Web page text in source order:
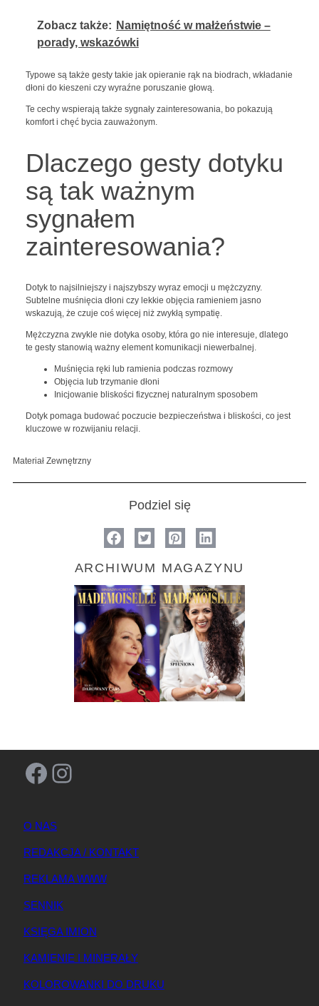
Zobacz także: Namiętność w małżeństwie –
porady, wskazówki
Typowe są także gesty takie jak opieranie rąk na biodrach, wkładanie
dłoni do kieszeni czy wyraźne poruszanie głową.
Te cechy wspierają także sygnały zainteresowania, bo pokazują
komfort i chęć bycia zauważonym.
Dlaczego gesty dotyku
są tak ważnym
sygnałem
zainteresowania?
Dotyk to najsilniejszy i najszybszy wyraz emocji u mężczyzny.
Subtelne muśnięcia dłoni czy lekkie objęcia ramieniem jasno
wskazują, że czuje coś więcej niż zwykłą sympatię.
Mężczyzna zwykle nie dotyka osoby, która go nie interesuje, dlatego
te gesty stanowią ważny element komunikacji niewerbalnej.
Muśnięcia ręki lub ramienia podczas rozmowy
Objęcia lub trzymanie dłoni
Inicjowanie bliskości fizycznej naturalnym sposobem
Dotyk pomaga budować poczucie bezpieczeństwa i bliskości, co jest
kluczowe w rozwijaniu relacji.
Materiał Zewnętrzny
Podziel się
ARCHIWUM MAGAZYNU
Facebook Instagram
O NAS
REDAKCJA / KONTAKT
REKLAMA WWW
SENNIK
KSIĘGA IMION
KAMIENIE I MINERAŁY
KOLOROWANKI DO DRUKU